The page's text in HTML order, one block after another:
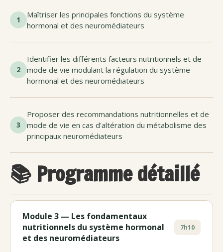
1
Maîtriser les principales fonctions du système
hormonal et des neuromédiateurs
2
Identifier les différents facteurs nutritionnels et de
mode de vie modulant la régulation du système
hormonal et des neuromédiateurs
3
Proposer des recommandations nutritionnelles et de
mode de vie en cas d'altération du métabolisme des
principaux neuromédiateurs
📚 Programme détaillé
Module 3 — Les fondamentaux
nutritionnels du système hormonal
et des neuromédiateurs
7h10